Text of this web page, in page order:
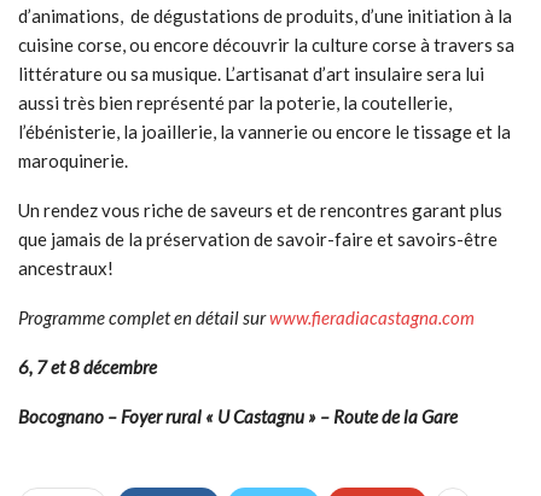
d’animations, de dégustations de produits, d’une initiation à la
cuisine corse, ou encore découvrir la culture corse à travers sa
littérature ou sa musique. L’artisanat d’art insulaire sera lui
aussi très bien représenté par la poterie, la coutellerie,
l’ébénisterie, la joaillerie, la vannerie ou encore le tissage et la
maroquinerie.
Un rendez vous riche de saveurs et de rencontres garant plus
que jamais de la préservation de savoir-faire et savoirs-être
ancestraux!
Programme complet en détail surwww.fieradiacastagna.com
6, 7 et 8 décembre
Bocognano – Foyer rural « U Castagnu » – Route de la Gare